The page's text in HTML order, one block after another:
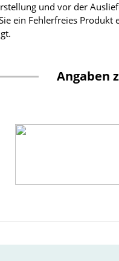
und vor der
ein Fehlerfreies
Angaben